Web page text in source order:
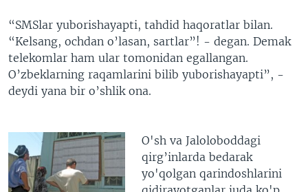
“SMSlar yuborishayapti, tahdid haqoratlar bilan.
“Kelsang, ochdan o’lasan, sartlar”! - degan. Demak
telekomlar ham ular tomonidan egallangan.
O’zbeklarning raqamlarini bilib yuborishayapti”, -
deydi yana bir o’shlik ona.
O'sh va Jaloloboddagi
qirg’inlarda bedarak
yo'qolgan qarindoshlarini